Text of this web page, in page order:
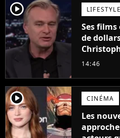
player2 LIFESTYLE
Ses
de
tourner
14:46
player2 CINÉMA
Les